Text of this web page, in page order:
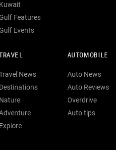
Kuwait
Features
Events
TRAVEL
News
Destinations
Nature
Explore
AUTOMOBILE
Auto News
Auto Reviews
Overdrive
Auto tips